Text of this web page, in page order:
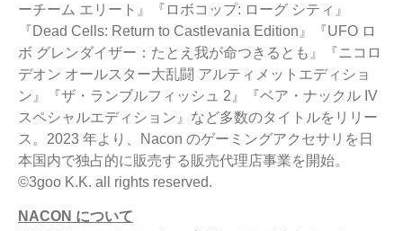
ーチーム エリート』『ロボコップ: ローグ シティ』
『Dead Cells: Return to Castlevania Edition』『UFO ロ
ボ グレンダイザー：たとえ我が命つきるとも』『ニコロ
デオン オールスター大乱闘 アルティメットエディショ
ン』『ザ・ランブルフィッシュ 2』『ベア・ナックル IV
スペシャルエディション』など多数のタイトルをリリー
ス。2023 年より、Nacon のゲーミングアクセサリを日
本国内で独占的に販売する販売代理店事業を開始。
©3goo K.K. all rights reserved.
NACON について